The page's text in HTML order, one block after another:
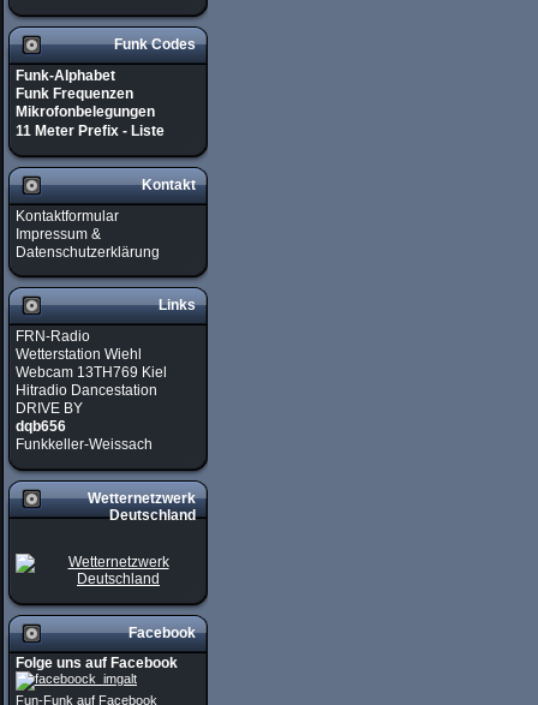
Funk Codes
Funk-Alphabet
Funk Frequenzen
Mikrofonbelegungen
11 Meter Prefix - Liste
Kontakt
Kontaktformular
Impressum &
Datenschutzerklärung
Links
FRN-Radio
Wetterstation Wiehl
Webcam 13TH769 Kiel
Hitradio Dancestation
DRIVE BY
dqb656
Funkkeller-Weissach
Wetternetzwerk
Deutschland
Facebook
Folge uns auf Facebook
Fun-Funk auf Facebook